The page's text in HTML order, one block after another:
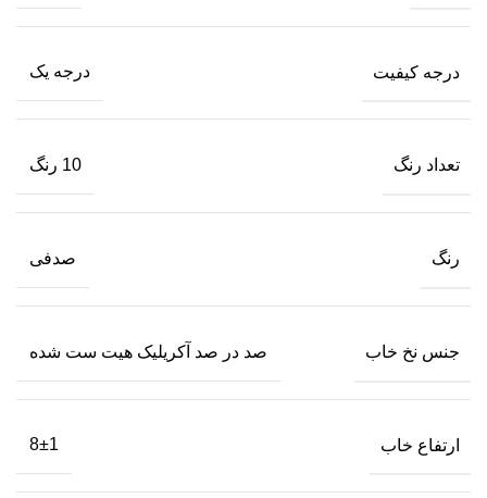
درجه کیفیت درجه یک
تعداد رنگ 10 رنگ
رنگ صدفی
جنس نخ خاب صد در صد آکریلیک هیت ست شده
ارتفاع خاب 8±1